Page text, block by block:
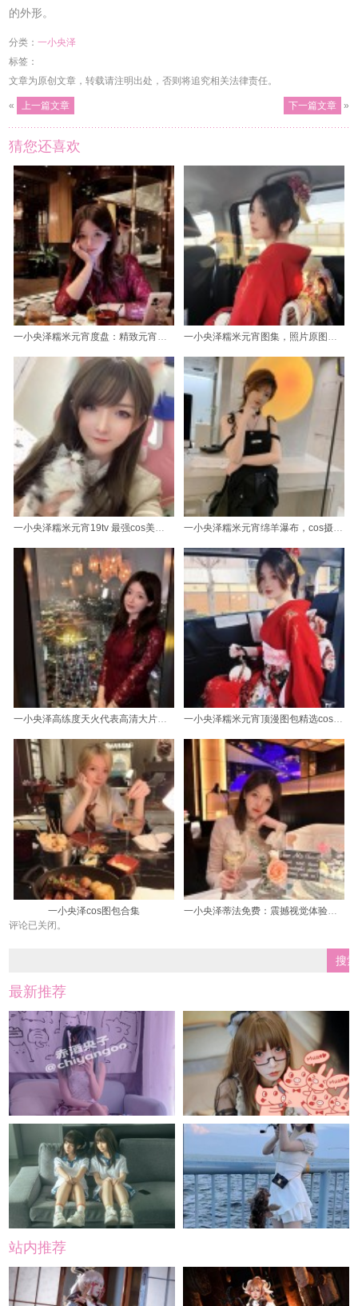
的外形。
分类：一小央泽
标签：
文章为原创文章，转载请注明出处，否则将追究相关法律责任。
« 上一篇文章 下一篇文章 »
猜您还喜欢
一小央泽糯米元宵度盘：精致元宵节套图汇聚 一小央泽糯米元宵图集，照片原图大放送
一小央泽糯米元宵19tv 最强cos美图总汇 一小央泽糯米元宵绵羊瀑布，cos摄影原创作品绝美推荐。
一小央泽高练度天火代表高清大片，演绎视觉盛宴 一小央泽糯米元宵顶漫图包精选cos风格多样，打造最完美的角色扮演体验
一小央泽cos图包合集
评论已关闭。
最新推荐
站内推荐